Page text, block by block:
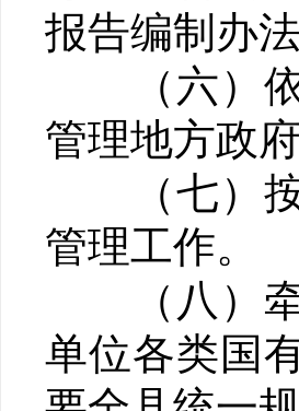
报告编制办
（六）依
管理地方政
（七）按
管理工作。
（八）牵
单位各类国